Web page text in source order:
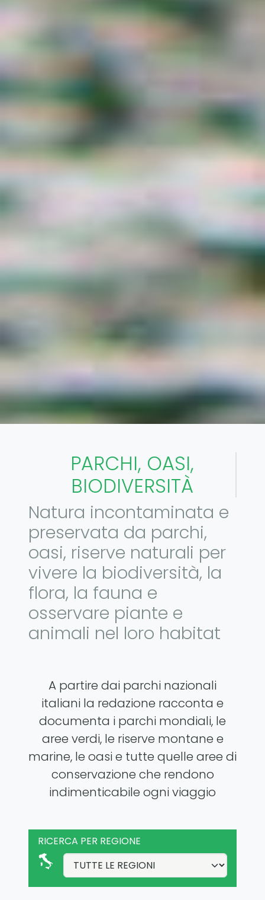
PARCHI, OASI,
BIODIVERSITÀ
Natura incontaminata e
preservata da parchi,
oasi, riserve naturali per
vivere la biodiversità, la
flora, la fauna e
osservare piante e
animali nel loro habitat
A partire dai parchi nazionali
italiani la redazione racconta e
documenta i parchi mondiali, le
aree verdi, le riserve montane e
marine, le oasi e tutte quelle aree di
conservazione che rendono
indimenticabile ogni viaggio
RICERCA PER REGIONE